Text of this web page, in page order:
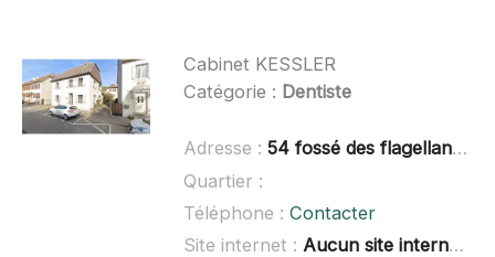
Cabinet KESSLER
Catégorie : Dentiste
Adresse : 54 fossé des flagellants, 68290 Masevaux
Quartier :
Téléphone : Contacter
Site internet : Aucun site internet connu